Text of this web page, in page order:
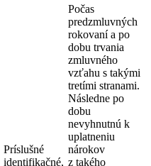
Príslušné
identifikačné,
Počas
predzmluvných
rokovaní a po
dobu trvania
zmluvného
vzťahu s takými
tretími stranami.
Následne po
dobu
nevyhnutnú k
uplatneniu
nárokov
z takého